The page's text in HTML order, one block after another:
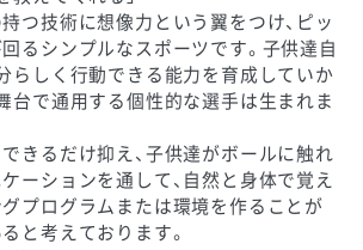
つ技術に想像力という翼をつけ、ピッ
るシンプルなスポーツです。子供達自
らしく行動できる能力を育成していか
台で通用する個性的な選手は生まれま
きるだけ抑え、子供達がボールに触れ
ーションを通して、自然と身体で覚え
プログラムまたは環境を作ることが
と考えております。